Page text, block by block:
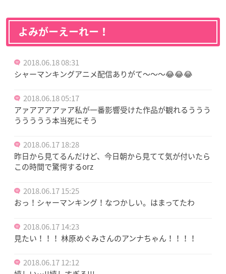
よみがーえーれー！
2018.06.18 08:31
シャーマンキングアニメ配信ありがて〜〜〜😂😂😂
2018.06.18 05:17
アァアアアアァア私が一番影響受けた作品が観れるううう
ううううう本当死にそう
2018.06.17 18:28
昨日から見てるんだけど、今日朝から見てて気が付いたら
この時間で驚愕するorz
2018.06.17 15:25
おっ！シャーマンキング！なつかしい。はまってたわ
2018.06.17 14:23
見たい！！！ 林原めぐみさんのアンナちゃん！！！！
2018.06.17 12:12